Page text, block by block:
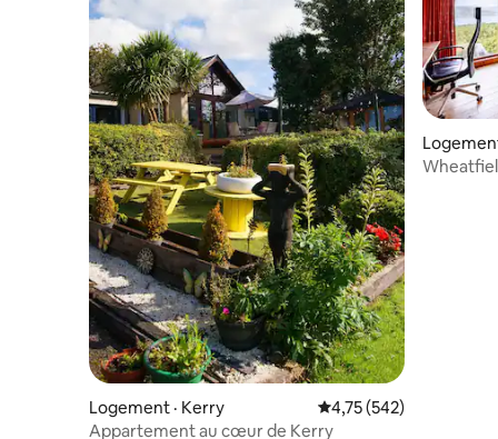
Logement · Kerry Note moyenne de 4,75
4,75 (542)
Appartement au cœur de Kerry